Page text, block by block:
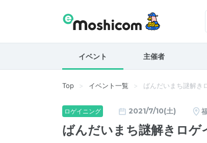
イベント 主催者
Top イベント一覧 ばんだいまち謎解き
ロゲイニング 2021/7/10(土)
ばんだいまち謎解きロゲ